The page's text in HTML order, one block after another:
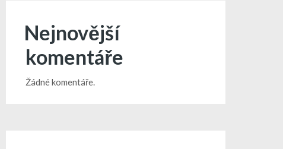
Nejnovější
komentáře
Žádné komentáře.